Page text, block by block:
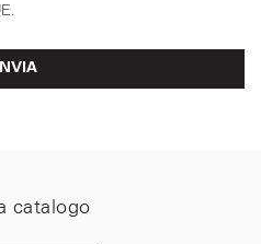
catalogo